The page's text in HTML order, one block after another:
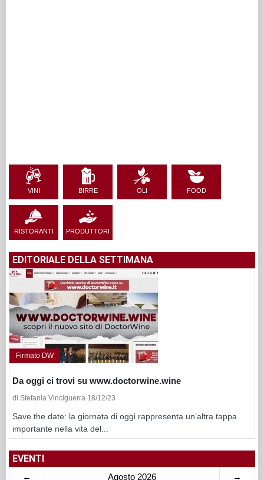
VINI BIRRE OLI FOOD
RISTORANTI PRODUTTORI
EDITORIALE DELLA SETTIMANA
Firmato DW
Da oggi ci trovi su www.doctorwine.wine
di Stefania Vinciguerra 18/12/23
Save the date: la giornata di oggi rappresenta un’altra tappa
importante nella vita del...
EVENTI
← Agosto 2026 →